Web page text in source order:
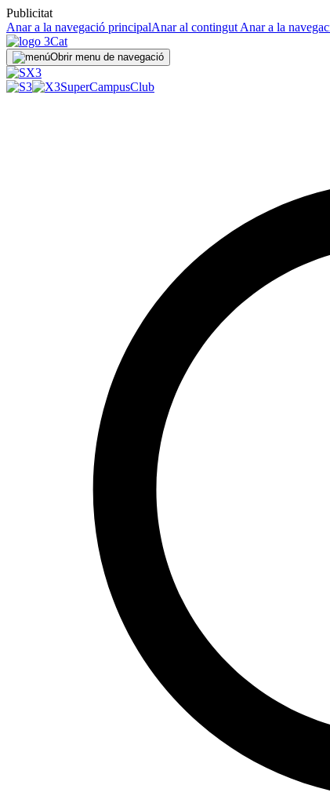
Publicitat
Anar a la navegació principalAnar al contingut Anar a la
Obrir menu de navegació
SuperCampusClub